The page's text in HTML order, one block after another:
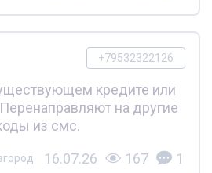
+79532322126
кредите или
на другие
из смс.
16.07.26 167 1